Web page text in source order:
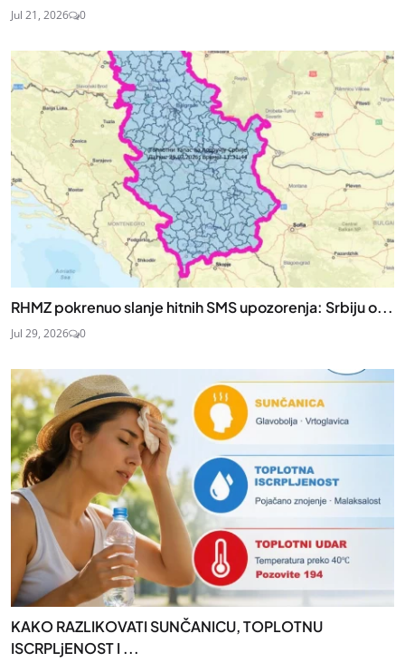
Jul 21, 2026 0
RHMZ pokrenuo slanje hitnih SMS upozorenja: Srbiju o...
Jul 29, 2026 0
KAKO RAZLIKOVATI SUNČANICU, TOPLOTNU
ISCRPLjENOST I ...